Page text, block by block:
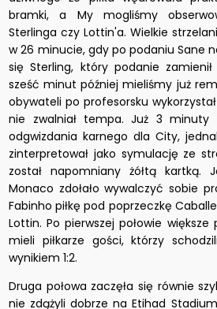
bramki, a My mogliśmy
Sterlinga czy Lottin'a. Wielkie
w 26 minucie, gdy po podaniu Sane
się Sterling, który podanie
sześć minut później mieliśmy już
obywateli po profesorsku
nie zwalniał tempa. Już 3 minuty
odgwizdania karnego dla City,
zinterpretował jako symulację ze
został napomniany żółtą kartką.
Monaco zdołało wywalczyć sobie
Fabinho piłkę pod poprzeczkę
Lottin. Po pierwszej połowie
mieli piłkarze gości, którzy
wynikiem 1:2.
Druga połowa zaczęła się równie
nie zdążyli dobrze na Etihad